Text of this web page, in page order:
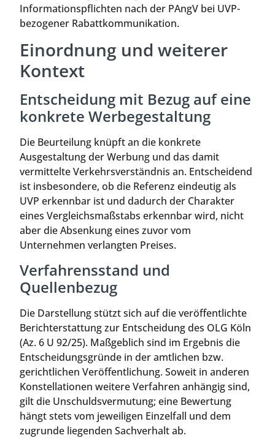
Informationspflichten nach der PAngV bei UVP-
bezogener Rabattkommunikation.
Einordnung und weiterer
Kontext
Entscheidung mit Bezug auf eine
konkrete Werbegestaltung
Die Beurteilung knüpft an die konkrete
Ausgestaltung der Werbung und das damit
vermittelte Verkehrsverständnis an. Entscheidend
ist insbesondere, ob die Referenz eindeutig als
UVP erkennbar ist und dadurch der Charakter
eines Vergleichsmaßstabs erkennbar wird, nicht
aber die Absenkung eines zuvor vom
Unternehmen verlangten Preises.
Verfahrensstand und
Quellenbezug
Die Darstellung stützt sich auf die veröffentlichte
Berichterstattung zur Entscheidung des OLG Köln
(Az. 6 U 92/25). Maßgeblich sind im Ergebnis die
Entscheidungsgründe in der amtlichen bzw.
gerichtlichen Veröffentlichung. Soweit in anderen
Konstellationen weitere Verfahren anhängig sind,
gilt die Unschuldsvermutung; eine Bewertung
hängt stets vom jeweiligen Einzelfall und dem
zugrunde liegenden Sachverhalt ab.